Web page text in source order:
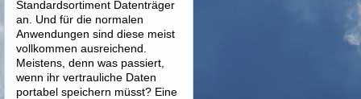
Standardsortiment Datenträger
an. Und für die normalen
Anwendungen sind diese meist
vollkommen ausreichend.
Meistens, denn was passiert,
wenn ihr vertrauliche Daten
portabel speichern müsst? Eine